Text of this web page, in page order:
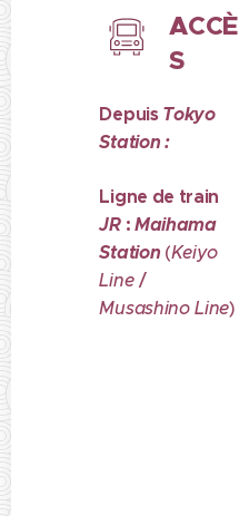
ACCÈ
S
DepuisTokyo
Station :
Ligne de train
JR:Maihama
Station (Keiyo
Line/
Musashino Line)